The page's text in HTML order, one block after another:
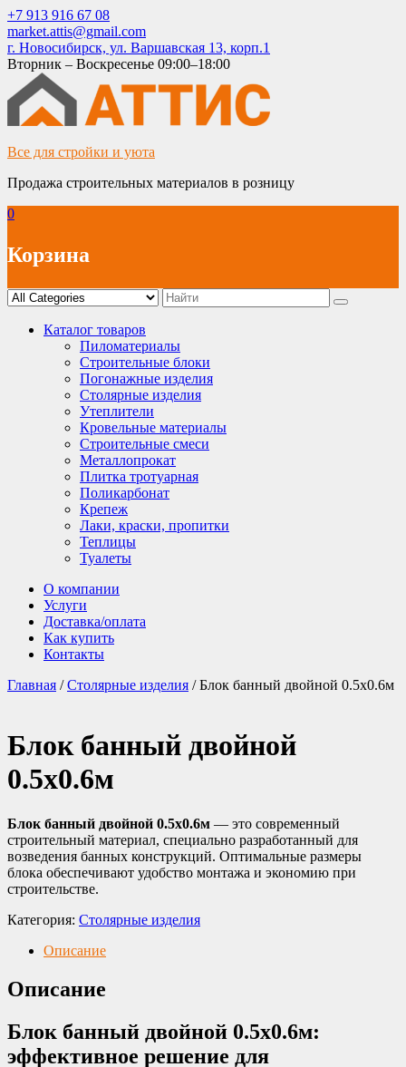
Skip
to
content
+7 913 916 67 08
market.attis@gmail.com
г. Новосибирск, ул. Варшавская 13, корп.1
Вторник – Воскресенье 09:00–18:00
Все для стройки и уюта
Продажа строительных материалов в розницу
0
Корзина
Каталог товаров
Пиломатериалы
Строительные блоки
Погонажные изделия
Столярные изделия
Утеплители
Кровельные материалы
Строительные смеси
Металлопрокат
Плитка тротуарная
Поликарбонат
Крепеж
Лаки, краски, пропитки
Теплицы
Туалеты
О компании
Услуги
Доставка/оплата
Как купить
Контакты
Главная /Столярные изделия / Блок банный двойной 0.5х0.6м
Блок банный двойной
0.5х0.6м
Блок банный двойной 0.5х0.6м — это современный
строительный материал, специально разработанный для
возведения банных конструкций. Оптимальные размеры
блока обеспечивают удобство монтажа и экономию при
строительстве.
Категория: Столярные изделия
Описание
Описание
Блок банный двойной 0.5х0.6м:
эффективное решение для